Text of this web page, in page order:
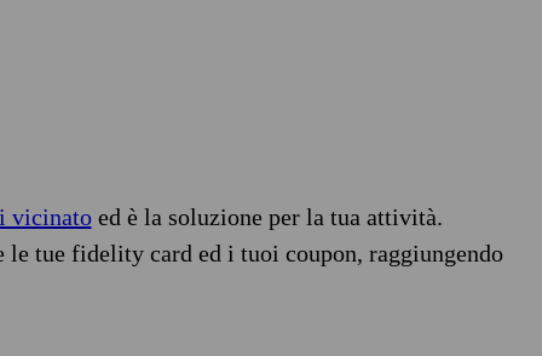
vicinatoed è la soluzione per la tua attività.
tue fidelity card ed i tuoi coupon, raggiungendo